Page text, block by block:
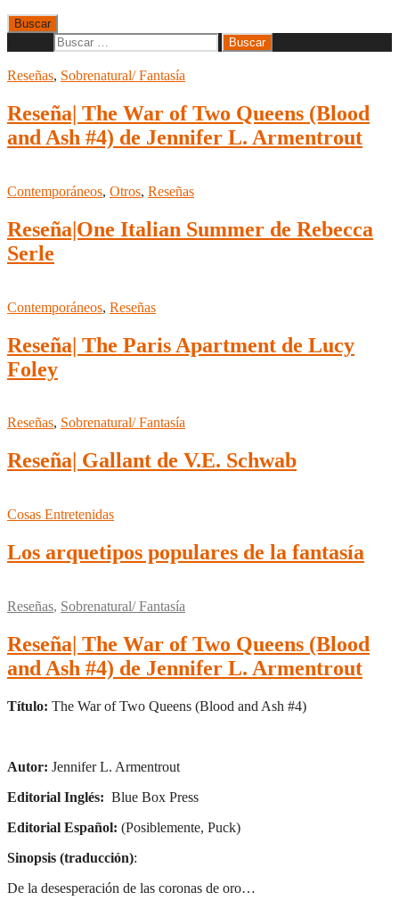
Buscar
Reseñas, Sobrenatural/ Fantasía
Reseña| The War of Two Queens (Blood
and Ash #4) de Jennifer L. Armentrout
Contemporáneos, Otros, Reseñas
Reseña|One Italian Summer de Rebecca
Serle
Contemporáneos, Reseñas
Reseña| The Paris Apartment de Lucy
Foley
Reseñas, Sobrenatural/ Fantasía
Reseña| Gallant de V.E. Schwab
Cosas Entretenidas
Los arquetipos populares de la fantasía
Reseñas, Sobrenatural/ Fantasía
Reseña| The War of Two Queens (Blood
and Ash #4) de Jennifer L. Armentrout
Título: The War of Two Queens (Blood and Ash #4)
Autor: Jennifer L. Armentrout
Editorial Inglés: Blue Box Press
Editorial Español: (Posiblemente, Puck)
Sinopsis (traducción):
De la desesperación de las coronas de oro…